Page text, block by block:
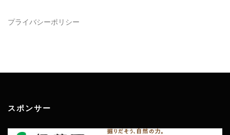
プライバシーポリシー
スポンサー